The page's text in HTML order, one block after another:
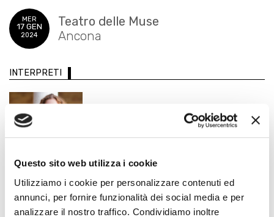
Questo sito web utilizza i cookie
Utilizziamo i cookie per personalizzare contenuti ed
annunci, per fornire funzionalità dei social media e per
analizzare il nostro traffico. Condividiamo inoltre
MER
17 GEN
2024
Teatro delle Muse
Ancona
INTERPRETI
Erica Piccotti
Violoncello